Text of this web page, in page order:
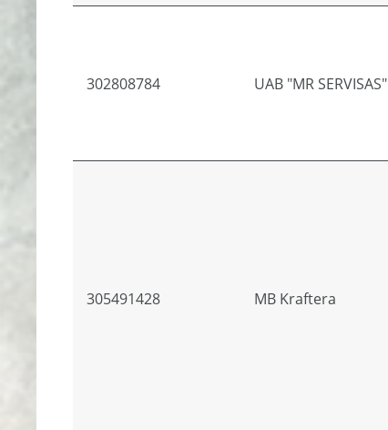
302808784 UAB "MR SERVISAS"
305491428 MB Kraftera